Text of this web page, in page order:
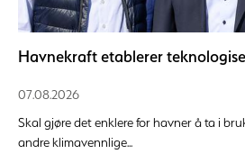
Havnekraft etablerer
07.08.2026
Skal gjøre det enklere for havner å ta i
andre klimavennlige...